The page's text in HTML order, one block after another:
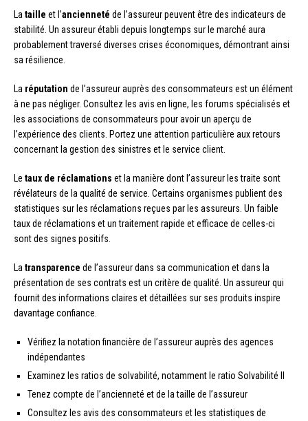
Lataille et l’ancienneté de l’assureur peuvent être des indicateurs de
stabilité. Un assureur établi depuis longtemps sur le marché aura
probablement traversé diverses crises économiques, démontrant ainsi
sa résilience.
La réputation de l’assureur auprès des consommateurs est un élément
à ne pas négliger. Consultez les avis en ligne, les forums spécialisés et
les associations de consommateurs pour avoir un aperçu de
l’expérience des clients. Portez une attention particulière aux retours
concernant la gestion des sinistres et le service client.
Le taux de réclamations et la manière dont l’assureur les traite sont
révélateurs de la qualité de service. Certains organismes publient des
statistiques sur les réclamations reçues par les assureurs. Un faible
taux de réclamations et un traitement rapide et efficace de celles-ci
sont des signes positifs.
Latransparence de l’assureur dans sa communication et dans la
présentation de ses contrats est un critère de qualité. Un assureur qui
fournit des informations claires et détaillées sur ses produits inspire
davantage confiance.
Vérifiez la notation financière de l’assureur auprès des agences
indépendantes
Examinez les ratios de solvabilité, notamment le ratio Solvabilité II
Tenez compte de l’ancienneté et de la taille de l’assureur
Consultez les avis des consommateurs et les statistiques de